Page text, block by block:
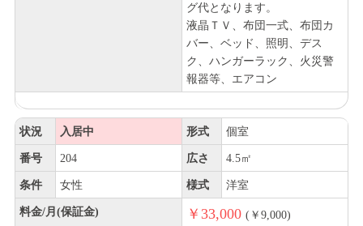
グ代となります。
液晶ＴＶ、布団一式、布団カ
バー、ベッド、照明、デス
ク、ハンガーラック、火災警
報器等、エアコン
状況 入居中 形式 個室
番号 204 広さ 4.5㎡
条件 女性 様式 洋室
料金/月(保証金) ￥33,000 (￥9,000)